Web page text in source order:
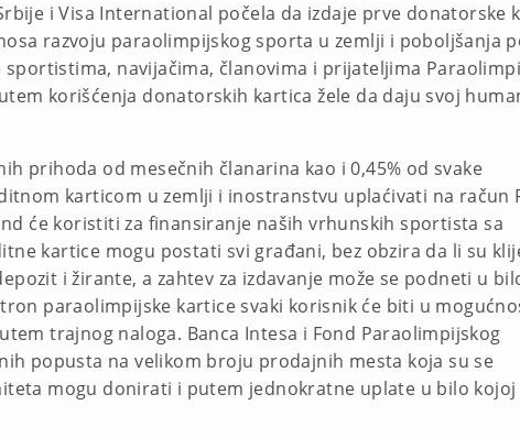
i Visa International počela da izdaje prve donatorske
razvoju paraolimpijskog sporta u zemlji i poboljšanja
navijačima, članovima i prijateljima
korišćenja donatorskih kartica žele da daju svoj
prihoda od mesečnih članarina kao i 0,45% od svake
karticom u zemlji i inostranstvu uplaćivati na račun
će koristiti za finansiranje naših vrhunskih sportista sa
kartice mogu postati svi građani, bez obzira da li su
i žirante, a zahtev za izdavanje može se podneti u
paraolimpijske kartice svaki korisnik će biti u
trajnog naloga. Banca Intesa i Fond Paraolimpijskog
popusta na velikom broju prodajnih mesta koja su se
mogu donirati i putem jednokratne uplate u bilo kojoj